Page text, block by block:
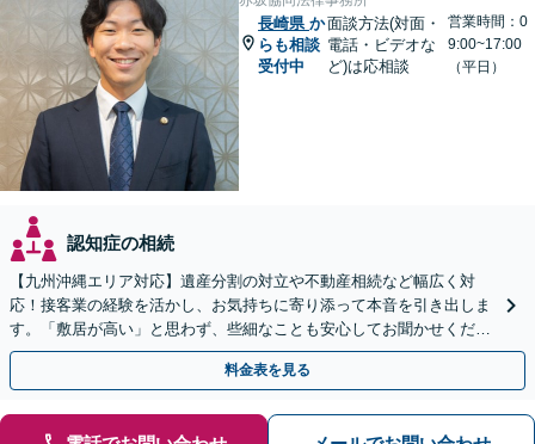
長崎県 か
らも相談
受付中
面談方法(対面・
電話・ビデオな
ど)は応相談
営業時間：0
9:00~17:00
（平日）
認知症の相続
【九州沖縄エリア対応】遺産分割の対立や不動産相続など幅広く対
応！接客業の経験を活かし、お気持ちに寄り添って本音を引き出しま
す。「敷居が高い」と思わず、些細なことも安心してお聞かせくださ
い【初回相談無料】【夜間・休日相談可】
料金表を見る